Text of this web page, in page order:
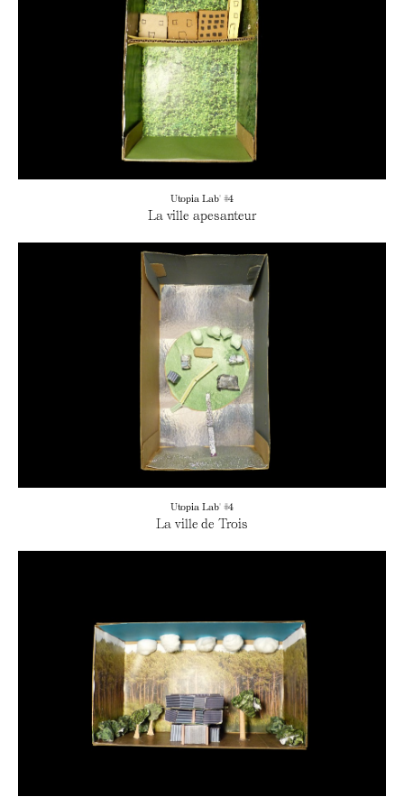
Utopia Lab' #4
La ville apesanteur
Utopia Lab' #4
La ville de Trois